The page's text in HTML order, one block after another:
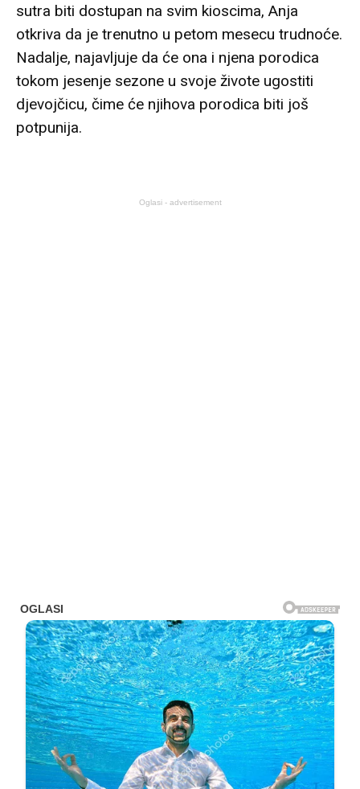
sutra biti dostupan na svim kioscima, Anja
otkriva da je trenutno u petom mesecu trudnoće.
Nadalje, najavljuje da će ona i njena porodica
tokom jesenje sezone u svoje živote ugostiti
djevojčicu, čime će njihova porodica biti još
potpunija.
Oglasi - advertisement